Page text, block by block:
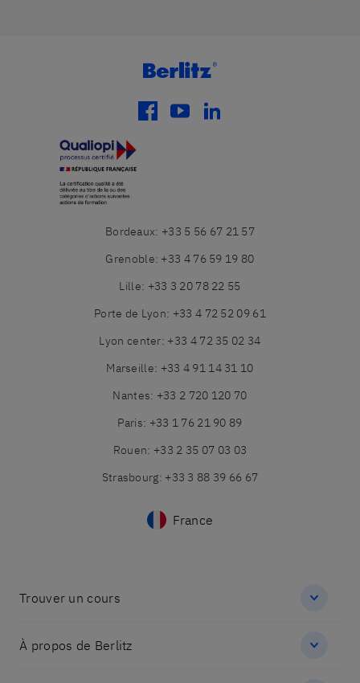
facebook
youtubelinkedin
Bordeaux: +33 5 56 67 21 57
Grenoble: +33 4 76 59 19 80
Lille: +33 3 20 78 22 55
Porte de Lyon: +33 4 72 52 09 61
Lyon center: +33 4 72 35 02 34
Marseille: +33 4 91 14 31 10
Nantes: +33 2 720 120 70
Paris: +33 1 76 21 90 89
Rouen: +33 2 35 07 03 03
Strasbourg: +33 3 88 39 66 67
France
Trouver un cours
À propos de Berlitz